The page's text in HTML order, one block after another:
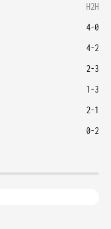
H2H
4-0
4-2
2-3
1-3
2-1
0-2